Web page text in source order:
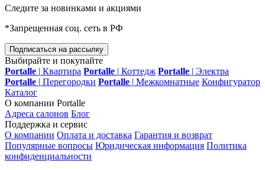
Следите за новинками и акциями
*Запрещенная соц. сеть в РФ
Подписаться на рассылку
Выбирайте и покупайте
Portalle | Квартира Portalle | Коттедж Portalle | Электра
Portalle | Перегородки Portalle | Межкомнатные Конфигуратор
Каталог
О компании Portalle
Адреса салонов Блог
Поддержка и сервис
О компании Оплата и доставка Гарантия и возврат
Популярные вопросы Юридическая информация Политика
конфиденциальности